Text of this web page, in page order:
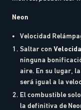
Neon
Velocidad
Saltar con
ninguna
aire. En su lugar,
será igual a la
El combustible
la definitiva de